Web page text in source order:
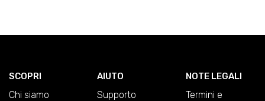
SCOPRI
Chi siamo
AIUTO
Supporto
NOTE LEGALI
Termini e